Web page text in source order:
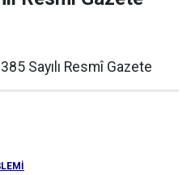
Sayılı Resmî Gazete